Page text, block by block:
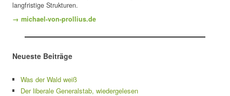
langfristige Strukturen.
→ michael-von-prollius.de
Neueste Beiträge
Was der Wald weiß
Der liberale Generalstab, wiedergelesen